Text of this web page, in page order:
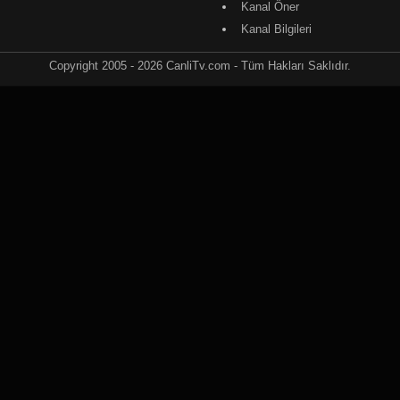
Kanal Öner
Kanal Bilgileri
Copyright 2005 - 2026 CanliTv.com - Tüm Hakları Saklıdır.